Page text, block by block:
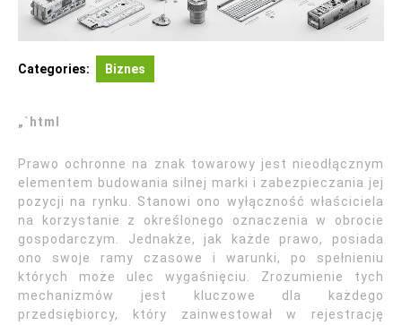
Categories: Biznes
„`html
Prawo ochronne na znak towarowy jest nieodłącznym
elementem budowania silnej marki i zabezpieczania jej
pozycji na rynku. Stanowi ono wyłączność właściciela
na korzystanie z określonego oznaczenia w obrocie
gospodarczym. Jednakże, jak każde prawo, posiada
ono swoje ramy czasowe i warunki, po spełnieniu
których może ulec wygaśnięciu. Zrozumienie tych
mechanizmów jest kluczowe dla każdego
przedsiębiorcy, który zainwestował w rejestrację